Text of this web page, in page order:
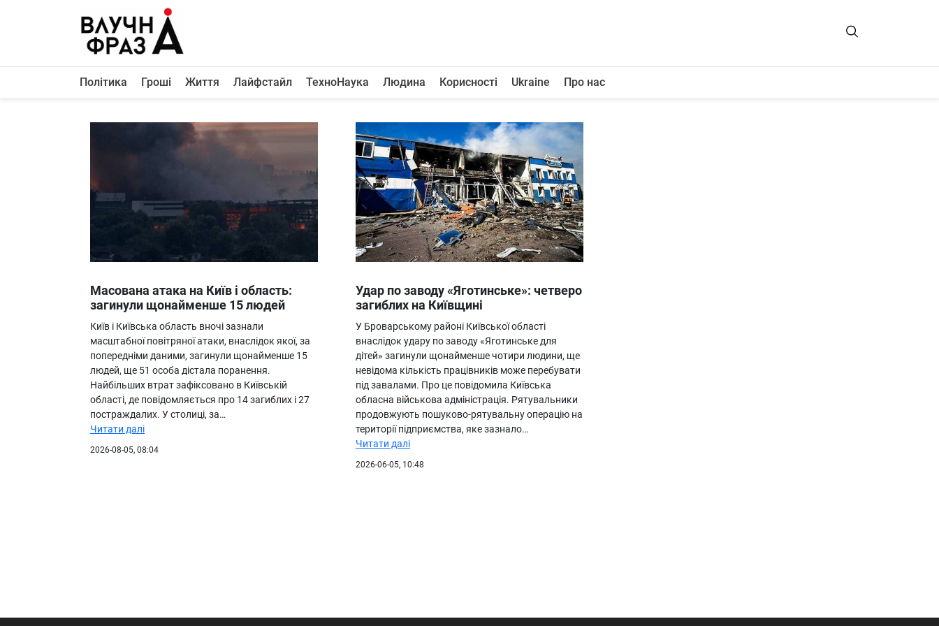
Політика
ТехноНаука
Людина
Про нас
Політика Гроші Життя Лайфстайл ТехноНаука Людина Корисності Ukraine Про нас
Масована атака на Київ і область:
загинули щонайменше 15 людей
Київ і Київська область вночі зазнали
масштабної повітряної атаки, внаслідок якої, за
попередніми даними, загинули щонайменше 15
людей, ще 51 особа дістала поранення.
Найбільших втрат зафіксовано в Київській
області, де повідомляється про 14 загиблих і 27
постраждалих. У столиці, за…
Читати далі
2026-08-05, 08:04
Удар по заводу «Яготинське»: четверо
загиблих на Київщині
У Броварському районі Київської області
внаслідок удару по заводу «Яготинське для
дітей» загинули щонайменше чотири людини, ще
невідома кількість працівників може перебувати
під завалами. Про це повідомила Київська
обласна військова адміністрація. Рятувальники
продовжують пошуково-рятувальну операцію на
території підприємства, яке зазнало…
Читати далі
2026-06-05, 10:48